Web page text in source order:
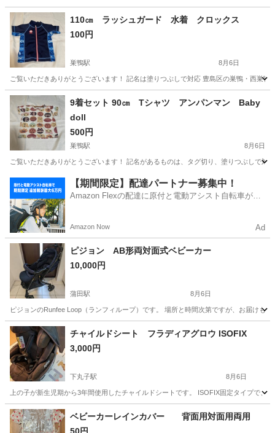
茨城 常陸大宮市 静駅
110㎝ ラッシュガード 水着 クロックス
100円
巣鴨駅 8月6日
ご覧いただきありがとうございます！ 記名は塗りつぶしで対応 豊島区の巣鴨・西巣
東京 豊島区 巣鴨駅
9着セット 90㎝ Tシャツ アンパンマン Baby
doll
500円
巣鴨駅 8月6日
ご覧いただきありがとうございます！ 記名があるものは、タグ切り、塗りつぶしで
巣鴨駅 ベビー用品
【期間限定】配達パートナー募集中！
Amazon Flexの配達に原付と電動アシスト自転車が登
Amazon Now Ad
ピジョン AB形両対面式ベビーカー
10,000円
蒲田駅 8月6日
ピジョンのRunfee Loop（ランフィループ）です。 場所と時間次第ですが、お届けも
東京 大田区 蒲田駅 ベビー用品
チャイルドシート フラディアグロウ ISOFIX
3,000円
下丸子駅 8月6日
上の子が新生児期から3年間使用したチャイルドシートです。 ISOFIX固定タイプで
東京 大田区 下丸子駅 ベビー用品
ベビーカーレインカバー 背面用対面用両用